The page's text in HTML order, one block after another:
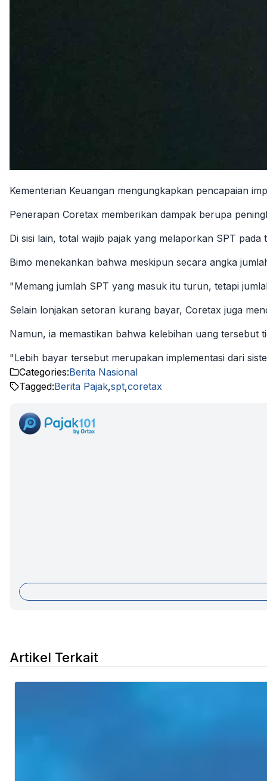
Kementerian Keuangan mengungkapkan pencapaian
Penerapan Coretax memberikan dampak berupa
Di sisi lain, total wajib pajak yang melaporkan SPT
Bimo menekankan bahwa meskipun secara angka
"Memang jumlah SPT yang masuk itu turun, tetapi
Selain lonjakan setoran kurang bayar, Coretax juga
Namun, ia memastikan bahwa kelebihan uang tersebut
"Lebih bayar tersebut merupakan implementasi dari
Categories:Berita Nasional
Tagged:Berita Pajak,spt,coretax
Artikel Terkait